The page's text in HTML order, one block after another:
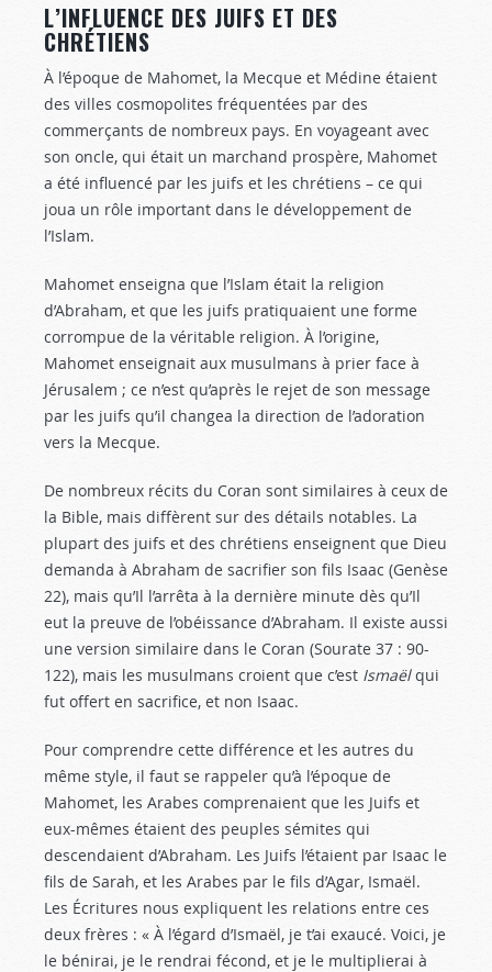
L’INFLUENCE DES JUIFS ET DES
CHRÉTIENS
À l’époque de Mahomet, la Mecque et Médine étaient
des villes cosmopolites fréquentées par des
commerçants de nombreux pays. En voyageant avec
son oncle, qui était un marchand prospère, Mahomet
a été influencé par les juifs et les chrétiens – ce qui
joua un rôle important dans le développement de
l’Islam.
Mahomet enseigna que l’Islam était la religion
d’Abraham, et que les juifs pratiquaient une forme
corrompue de la véritable religion. À l’origine,
Mahomet enseignait aux musulmans à prier face à
Jérusalem ; ce n’est qu’après le rejet de son message
par les juifs qu’il changea la direction de l’adoration
vers la Mecque.
De nombreux récits du Coran sont similaires à ceux de
la Bible, mais diffèrent sur des détails notables. La
plupart des juifs et des chrétiens enseignent que Dieu
demanda à Abraham de sacrifier son fils Isaac (Genèse
22), mais qu’Il l’arrêta à la dernière minute dès qu’Il
eut la preuve de l’obéissance d’Abraham. Il existe aussi
une version similaire dans le Coran (Sourate 37 : 90-
122), mais les musulmans croient que c’est Ismaëlqui
fut offert en sacrifice, et non Isaac.
Pour comprendre cette différence et les autres du
même style, il faut se rappeler qu’à l’époque de
Mahomet, les Arabes comprenaient que les Juifs et
eux-mêmes étaient des peuples sémites qui
descendaient d’Abraham. Les Juifs l’étaient par Isaac le
fils de Sarah, et les Arabes par le fils d’Agar, Ismaël.
Les Écritures nous expliquent les relations entre ces
deux frères : « À l’égard d’Ismaël, je t’ai exaucé. Voici, je
le bénirai, je le rendrai fécond, et je le multiplierai à